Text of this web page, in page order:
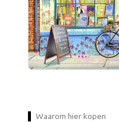
Waarom hier kopen